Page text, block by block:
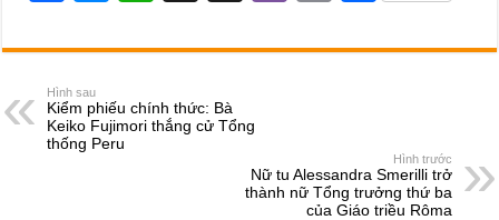
c
e
b
o
ss
e
n
g
at
A
e
d
s
er ail ar
Hình sau
Kiểm phiếu chính thức: Bà
Keiko Fujimori thắng cử Tổng
thống Peru
Hình trước
Nữ tu Alessandra Smerilli trở
thành nữ Tổng trưởng thứ ba
của Giáo triều Rôma